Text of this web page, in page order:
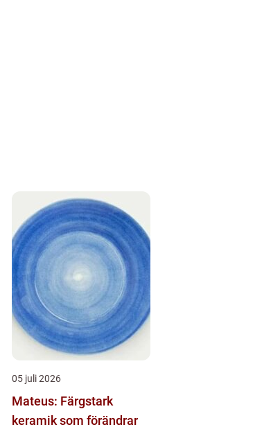
05 juli 2026
Mateus: Färgstark
keramik som förändrar